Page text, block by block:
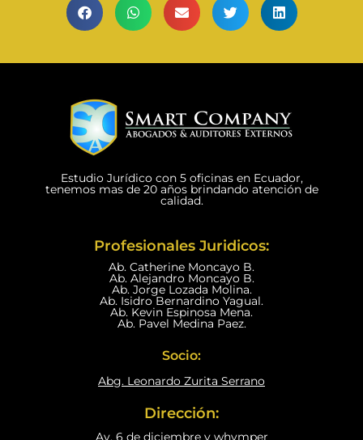
Estudio Jurídico con 5 oficinas en Ecuador,
tenemos mas de 20 años brindando atención de
calidad.
Profesionales Juridicos:
Ab. Catherine Moncayo B.
Ab. Alejandro Moncayo B.
Ab. Jorge Lozada Molina.
Ab. Isidro Bernardino Yagual.
Ab. Kevin Espinosa Mena.
Ab. Pavel Medina Paez.
Socio:
Abg. Leonardo Zurita Serrano
Dirección:
Av, 6 de diciembre y whymper